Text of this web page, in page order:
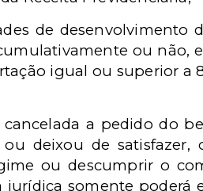
de desenvolvimento
ou não,
igual ou superior a
a pedido do
deixou de
ou descumprir o
jurídica somente poderá